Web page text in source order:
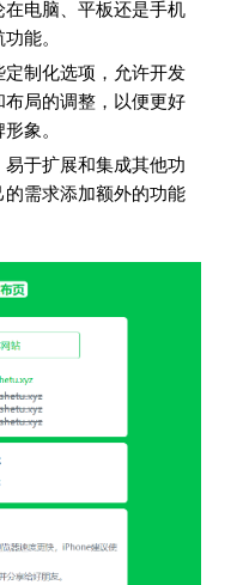
电脑、平板还是手机
能。
制化选项，允许开发
局的调整，以便更好
象。
于扩展和集成其他功
需求添加额外的功能